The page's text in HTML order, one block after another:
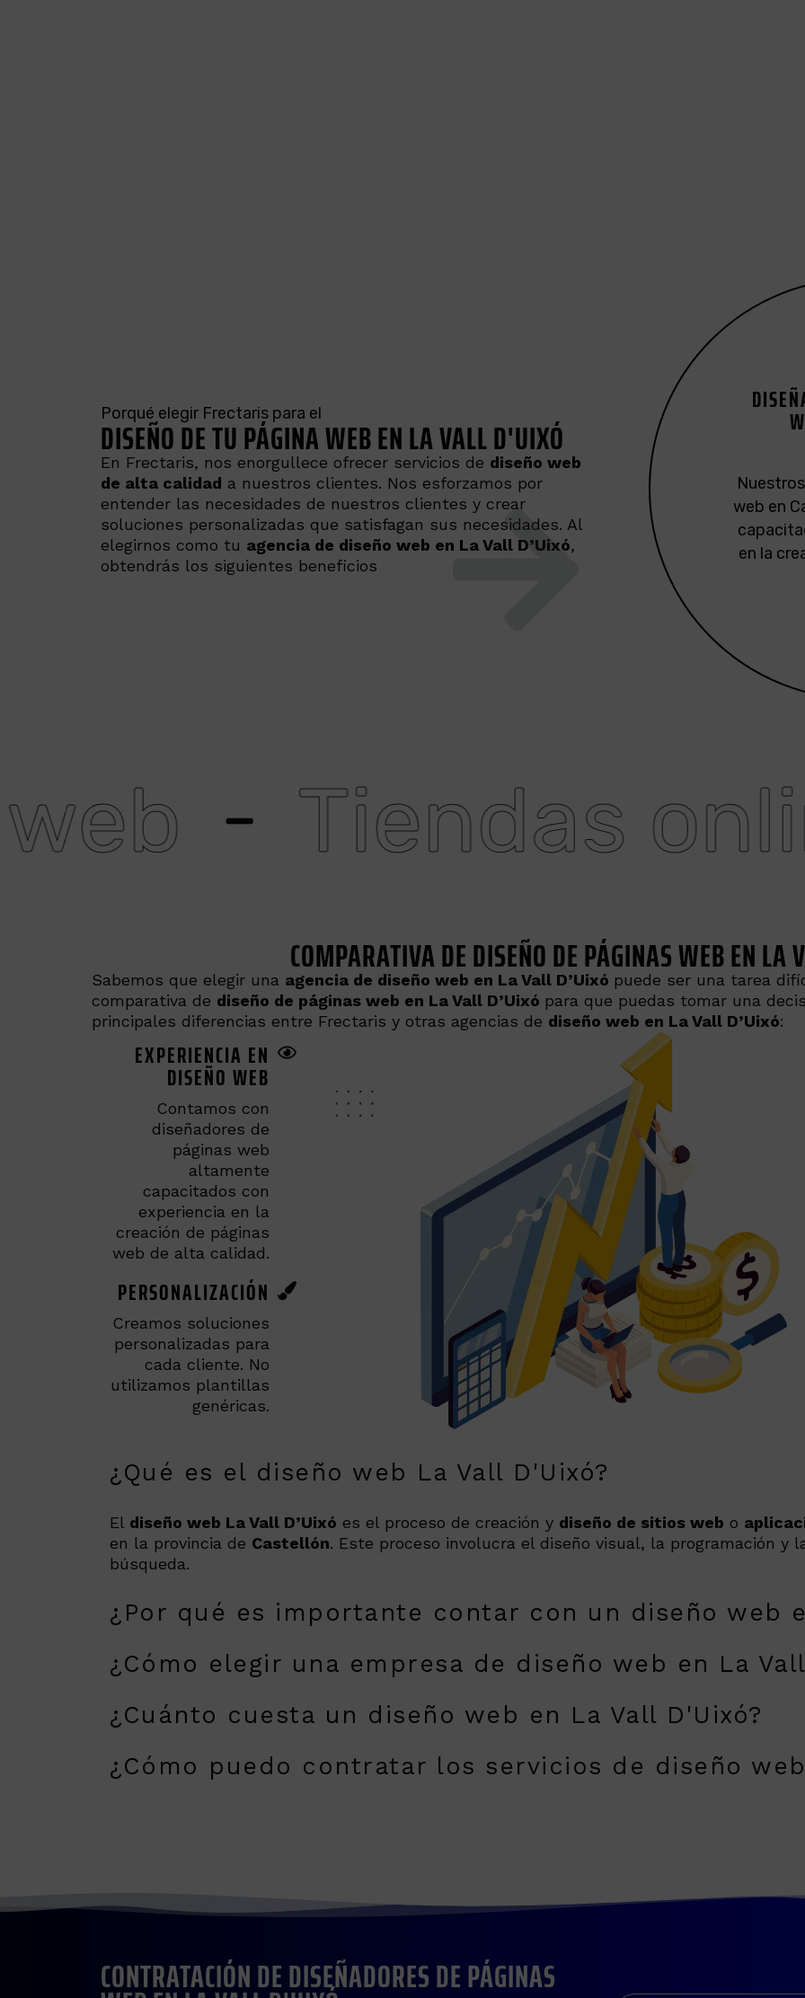
Porqué elegir Frectaris para el
DISEÑO DE TU PÁGINA WEB EN LA VALL D'UIXÓ
En Frectaris, nos enorgullece ofrecer servicios de diseño web
de alta calidad a nuestros clientes. Nos esforzamos por
entender las necesidades de nuestros clientes y crear
soluciones personalizadas que satisfagan sus necesidades. Al
elegirnos como tu agencia de diseño web en La Vall D’Uixó,
obtendrás los siguientes beneficios
En
web
se
web en
en la
Nos
antes
para
de
web
Tiendas online
COMPARATIVA DE DISEÑO DE PÁGINAS WEB EN LA
Sabemos que elegir una agencia de diseño web en La Vall D’Uixó puede ser una tarea
comparativa de diseño de páginas web en La Vall D’Uixó para que puedas tomar una
principales diferencias entre Frectaris y otras agencias de diseño web en La Vall D’Uixó:
EXPERIENCIA EN
DISEÑO WEB
Contamos con
diseñadores de
páginas web
altamente
capacitados con
experiencia en la
creación de páginas
web de alta calidad.
PERSONALIZACIÓN
Creamos soluciones
personalizadas para
cada cliente. No
utilizamos plantillas
genéricas.
¿Qué es el diseño web La Vall D'Uixó?
El diseño web La Vall D’Uixó es el proceso de creación y diseño de sitios web o
en la provincia de Castellón. Este proceso involucra el diseño visual, la programación y
búsqueda.
¿Por qué es importante contar con un diseño web
¿Cómo elegir una empresa de diseño web en La
¿Cuánto cuesta un diseño web en La Vall D'Uixó?
¿Cómo puedo contratar los servicios de diseño
CONTRATACIÓN DE DISEÑADORES DE PÁGINAS